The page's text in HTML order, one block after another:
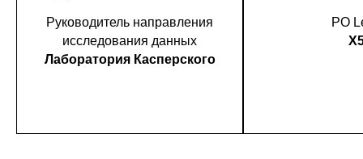
Руководитель направления
исследования данных
Лаборатория Касперского
PO